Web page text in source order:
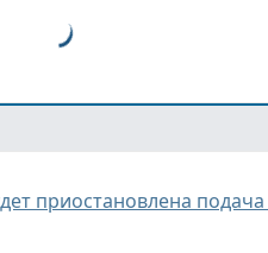
приостановлена